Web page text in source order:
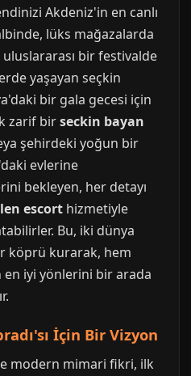
Akdeniz'in en canlı
lüks mağazalarda
bir festivalde
yaşayan seçkin
bir gala gecesi için
zarif birseckin bayan
şehirdeki yoğun bir
evlerine
bekleyen, her detayı
escort hizmetiyle
Bu, iki dünya
köprü kurarak, hem
en iyi yönlerini bir arada
İçin Bir Vizyon
modern mimari fikri, ilk